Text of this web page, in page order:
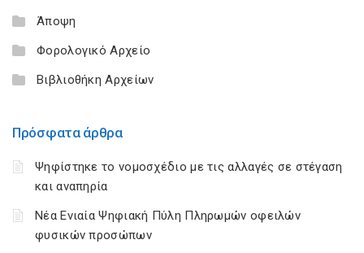
Άποψη
Φορολογικό Αρχείο
Βιβλιοθήκη Αρχείων
Πρόσφατα άρθρα
Ψηφίστηκε το νομοσχέδιο με τις αλλαγές σε στέγαση
και αναπηρία
Νέα Ενιαία Ψηφιακή Πύλη Πληρωμών οφειλών
φυσικών προσώπων